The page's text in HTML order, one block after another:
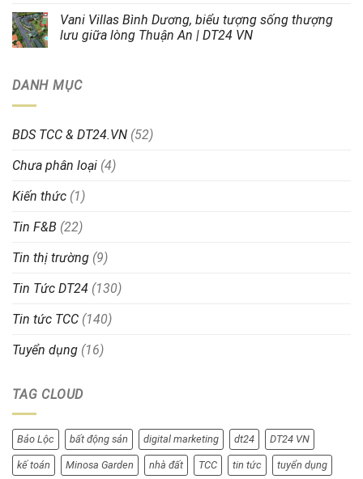
Vani Villas Bình Dương, biểu tượng sống thượng
lưu giữa lòng Thuận An | DT24 VN
DANH MỤC
BDS TCC & DT24.VN (52)
Chưa phân loại (4)
Kiến thức (1)
Tin F&B (22)
Tin thị trường (9)
Tin Tức DT24 (130)
Tin tức TCC (140)
Tuyển dụng (16)
TAG CLOUD
Bảo Lộc bất động sản digital marketing dt24 DT24 VN
kế toán Minosa Garden nhà đất TCC tin tức tuyển dụng